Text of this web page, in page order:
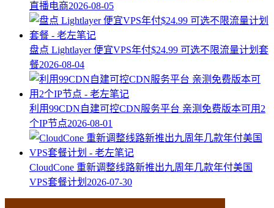
直播电商2026-08-05
盘点 Lightlayer 便宜VPS年付$24.99 可选不限流量计划套
餐2026-08-04
利用99CDN自建可控CDN服务平台 亲测免费版本可用2
个IP节点2026-08-01
CloudCone 重新调整线路新推出九周年几款年付美国
VPS套餐计划 2026-07-30